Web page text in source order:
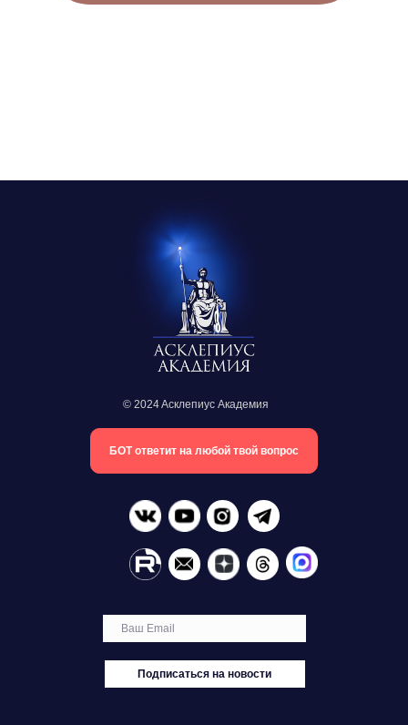
Подписаться на новости
БОТ ответит на любой твой вопрос
© 2024 Aсклепиус Академия